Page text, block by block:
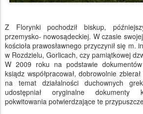
Z Florynki pochodził biskup,
przemysko- nowosądeckiej. W czasie
kościoła prawosławnego przyczynił się m.
w Rozdzielu, Gorlicach, czy pamiątkowej
W 2009 roku na podstawie
ksiądz współpracował, dobrowolnie
na temat działalności duchownych
udostępniał oryginalne dokumenty
pokwitowania potwierdzające te